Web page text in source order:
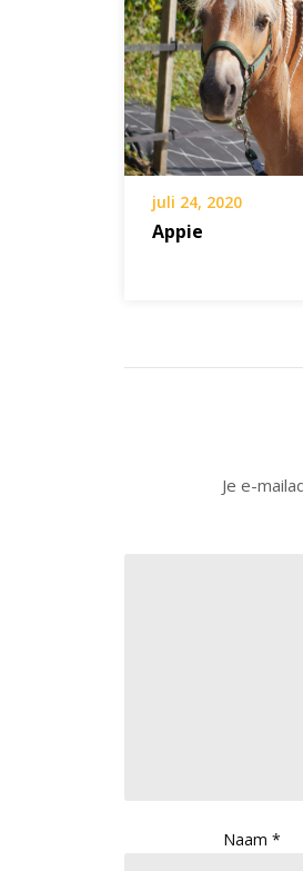
juli 24, 2020
Appie
Je e-
Naam*